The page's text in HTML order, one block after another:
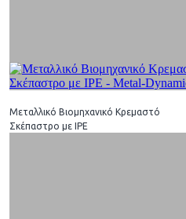
Μεταλλικό Βιομηχανικό Κρεμαστό
Σκέπαστρο με IPE